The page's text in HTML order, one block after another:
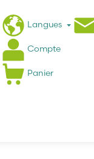
Langues
Compte
Panier